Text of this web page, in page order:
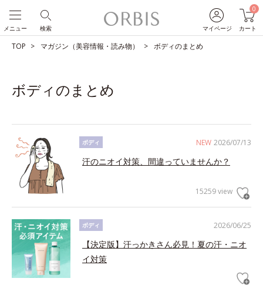
マイページ
0
カート
検索
メニュー
TOP マガジン（美容情報・読み物） ボディのまとめ
ボディのまとめ
NEW 2026/07/13
ボディ
汗のニオイ対策、間違っていませんか？
15259 view
2026/06/25
ボディ
【決定版】汗っかきさん必見！夏の汗・ニオ
イ対策